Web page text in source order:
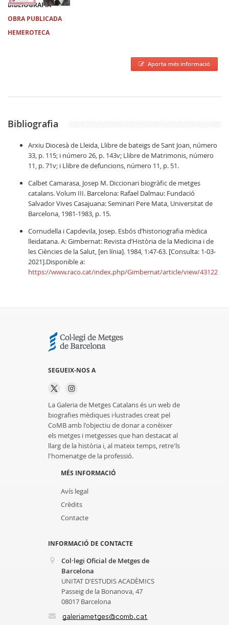
BIBLIOGRAFIA
OBRA PUBLICADA
HEMEROTECA
Aporta més informació
Bibliografia
Arxiu Diocesà de Lleida, Llibre de bateigs de Sant Joan, número
33, p. 115; i número 26, p. 143v; Llibre de Matrimonis, número
11, p. 71v; i Llibre de defuncions, número 11, p. 51.
Calbet Camarasa, Josep M. Diccionari biogràfic de metges
catalans. Volum III. Barcelona: Rafael Dalmau: Fundació
Salvador Vives Casajuana: Seminari Pere Mata, Universitat de
Barcelona, 1981-1983, p. 15.
Cornudella i Capdevila, Josep. Esbós d’historiografia mèdica
lleidatana. A: Gimbernat: Revista d’Història de la Medicina i de
les Ciències de la Salut, [en línia]. 1984, 1:47-63. [Consulta: 1-03-
2021].Disponible a:
https://www.raco.cat/index.php/Gimbernat/article/view/43122
SEGUEIX-NOS A
La Galeria de Metges Catalans és un web de
biografies mèdiques i·lustrades creat pel
CoMB amb l'objectiu de donar a conèixer
els metges i metgesses que han destacat al
llarg de la història i, al mateix temps, retre'ls
l'homenatge de la professió.
MÉS INFORMACIÓ
Avís legal
Crèdits
Contacte
INFORMACIÓ DE CONTACTE
Col·legi Oficial de Metges de
Barcelona
UNITAT D'ESTUDIS ACADÈMICS
Passeig de la Bonanova, 47
08017 Barcelona